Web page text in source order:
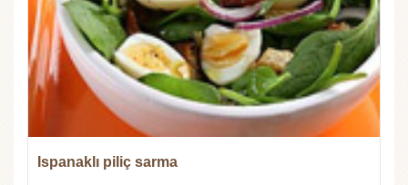
Ispanaklı piliç sarma